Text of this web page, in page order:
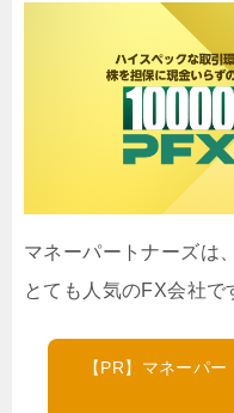
マネーパートナーズは
とても人気のFX会社で
【PR】マネーパ